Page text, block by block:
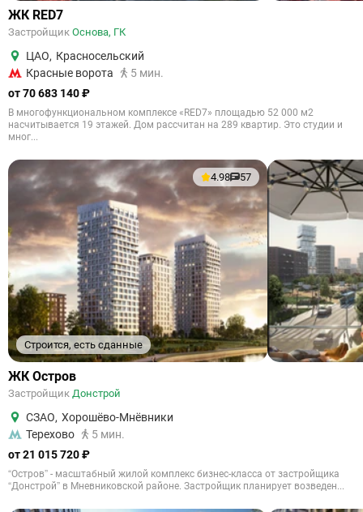
ЖК RED7
Застройщик Основа, ГК
ЦАО, Красносельский
Красные ворота
5 мин.
от 70 683 140 ₽
В многофункциональном комплексе «RED7» площадью 52 000 м2
насчитывается 19 этажей. Дом рассчитан на 289 квартир. Это студии и
мног...
Строится, есть сданные
4.98 57
ЖК Остров
Застройщик Донстрой
СЗАО, Хорошёво-Мнёвники
Терехово
5 мин.
от 21 015 720 ₽
“Остров” - масштабный жилой комплекс бизнес-класса от застройщика
“Донстрой” в Мневниковской районе. Застройщик планирует возведен...